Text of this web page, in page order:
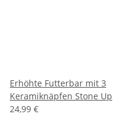
Erhöhte Futterbar mit 3
Keramiknäpfen Stone Up
24,99 €